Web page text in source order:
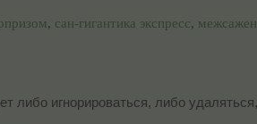
, сан-гигантика экспресс,
игнорироваться, либо